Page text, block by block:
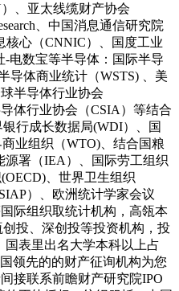
、亚太线缆财产协会
、中国消息通信研究院
核心（CNNIC）、国度工业
电数宝等半导体：国际半导
导体商业统计（WSTS) 、美
半导体行业协会
导体行业协会（CSIA）等结合
行成长数据局(WDI）、国
业组织（WTO)、结合国粮
源署（IEA）、国际劳工组织
、世界卫生组织
）、欧洲统计学家会议
际组织取统计机构，高瓴本
投、深创投等投资机构，投
表里出名大学本科以上占
领先的的财产征询机构为您
接联系前瞻财产研究院IPO